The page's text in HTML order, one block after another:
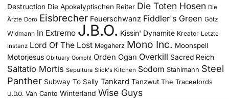
Destruction Die Apokalyptischen Reiter Die Toten Hosen Die
Ärzte Doro Eisbrecher Feuerschwanz Fiddler's Green Götz
Widmann In Extremo J.B.O. Kissin' Dynamite Kreator Letzte
Instanz Lord Of The Lost Megaherz Mono Inc. Moonspell
Motorjesus Obituary Oomph! Orden Ogan Overkill Sacred Reich
Saltatio Mortis Sepultura Slick's Kitchen Sodom Stahlmann Steel
Panther Subway To Sally Tankard Tanzwut The Traceelords
U.D.O. Van Canto Winterland Wise Guys